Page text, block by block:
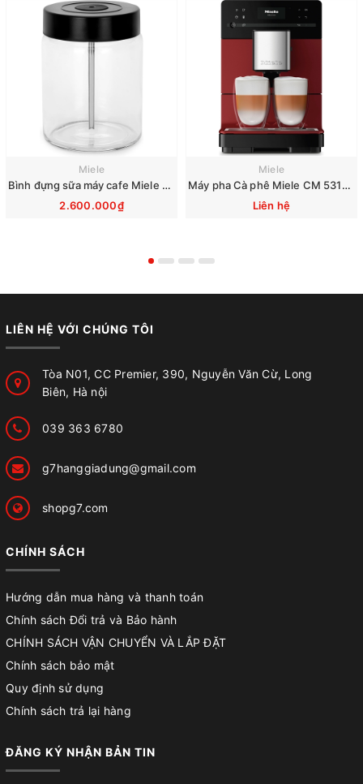
Miele
Bình đựng sữa máy cafe Miele CM 7750 6360 5300 5310 5510 6160 6350
2.600.000₫
Miele
Máy pha Cà phê Miele CM 5310 Silence Red
Liên hệ
LIÊN HỆ VỚI CHÚNG TÔI
Tòa N01, CC Premier, 390, Nguyễn Văn Cừ, Long
Biên, Hà nội
039 363 6780
g7hanggiadung@gmail.com
shopg7.com
CHÍNH SÁCH
Hướng dẫn mua hàng và thanh toán
Chính sách Đổi trả và Bảo hành
CHÍNH SÁCH VẬN CHUYỂN VÀ LẮP ĐẶT
Chính sách bảo mật
Quy định sử dụng
Chính sách trả lại hàng
ĐĂNG KÝ NHẬN BẢN TIN